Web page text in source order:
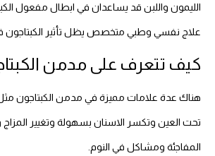
الليمون واللبن قد يساعدان في ابطال مفعول
علاج نفسي وطبي متخصص يظل تأثير الكبتاجون
كيف تتعرف على مدمن
هناك عدة علامات مميزة في مدمن الكبتاجون مثل
تحت العين وتكسر الاسنان بسهولة وتغيير المزاج
المفاجئة ومشاكل في النوم.